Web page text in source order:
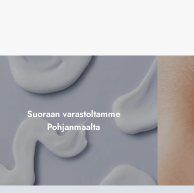
Suoraan varastoltamme
Pohjanmaalta